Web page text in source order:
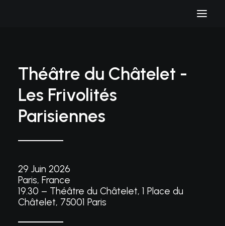
Théâtre du Châtelet -
Les Frivolités
Parisiennes
29 Juin 2026
Paris, France
19.30 – Théâtre du Châtelet, 1 Place du
Châtelet, 75001 Paris